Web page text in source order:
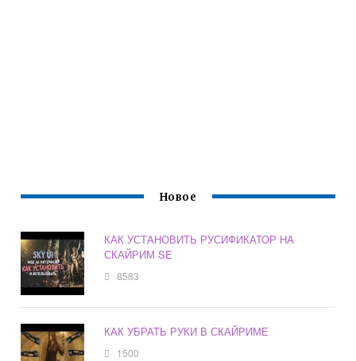
Новое
КАК УСТАНОВИТЬ РУСИФИКАТОР НА
СКАЙРИМ SE
8583
КАК УБРАТЬ РУКИ В СКАЙРИМЕ
1500